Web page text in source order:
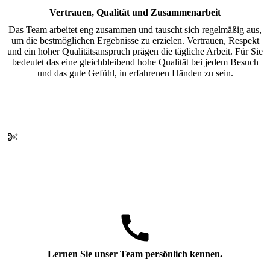
Vertrauen, Qualität und Zusammenarbeit
Das Team arbeitet eng zusammen und tauscht sich regelmäßig aus,
um die bestmöglichen Ergebnisse zu erzielen. Vertrauen, Respekt
und ein hoher Qualitätsanspruch prägen die tägliche Arbeit. Für Sie
bedeutet das eine gleichbleibend hohe Qualität bei jedem Besuch
und das gute Gefühl, in erfahrenen Händen zu sein.
Lernen Sie unser Team persönlich kennen.